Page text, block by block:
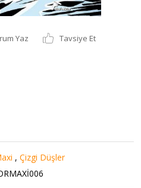
Yaz
Tavsiye Et
,Çizgi Düşler